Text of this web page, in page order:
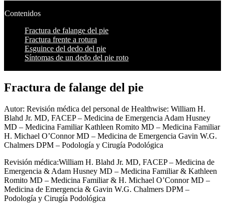
Contenidos
Fractura de falange del pie
Fractura frente a rotura
Esguince del dedo del pie
Síntomas de un dedo del pie roto
Fractura de falange del pie
Autor: Revisión médica del personal de Healthwise: William H.
Blahd Jr. MD, FACEP – Medicina de Emergencia Adam Husney
MD – Medicina Familiar Kathleen Romito MD – Medicina Familiar
H. Michael O’Connor MD – Medicina de Emergencia Gavin W.G.
Chalmers DPM – Podología y Cirugía Podológica
Revisión médica:William H. Blahd Jr. MD, FACEP – Medicina de
Emergencia & Adam Husney MD – Medicina Familiar & Kathleen
Romito MD – Medicina Familiar & H. Michael O’Connor MD –
Medicina de Emergencia & Gavin W.G. Chalmers DPM –
Podología y Cirugía Podológica